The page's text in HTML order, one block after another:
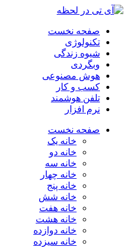
صفحه نخست
تکنولوژی
شیوه زندگی
وبگردی
هوش مصنوعی
کسب و کار
تلفن هوشمند
نرم افزار
صفحه نخست
خانه یک
خانه دو
خانه سه
خانه چهار
خانه پنج
خانه شش
خانه هفت
خانه هشت
خانه دوازده
خانه سیزده